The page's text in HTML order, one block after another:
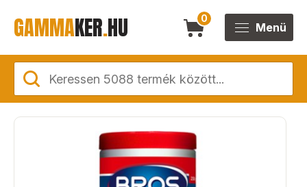
GAMMAKER.HU 0
Menü